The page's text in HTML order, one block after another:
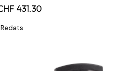
431.30
Redats